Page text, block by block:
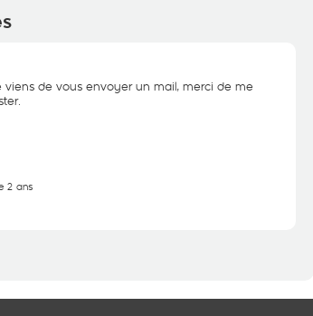
de vous envoyer un mail, merci de me
2 ans